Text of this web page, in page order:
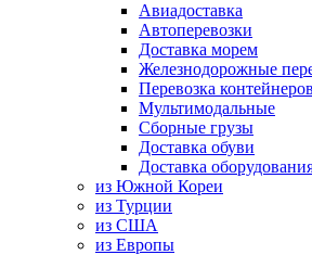
Авиадоставка
Автоперевозки
Доставка морем
Железнодорожные
Перевозка контейнеров
Мультимодальные
Сборные грузы
Доставка обуви
Доставка
из Южной Кореи
из Турции
из США
из Европы